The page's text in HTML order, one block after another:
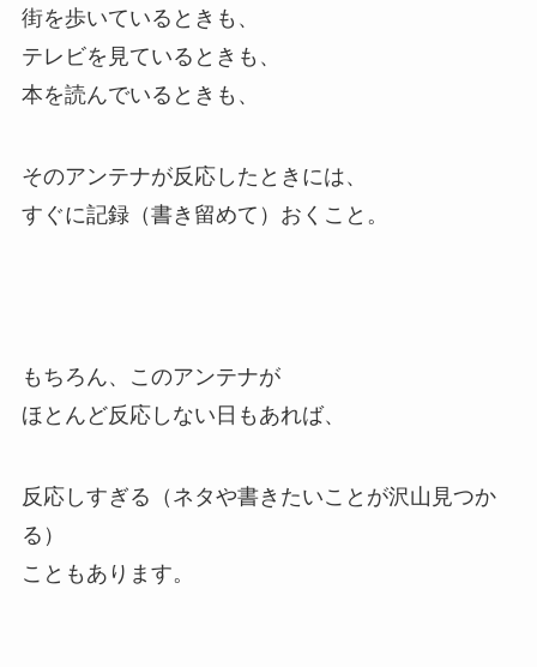
街を歩いているときも、
テレビを見ているときも、
本を読んでいるときも、
そのアンテナが反応したときには、
すぐに記録（書き留めて）おくこと。
もちろん、このアンテナが
ほとんど反応しない日もあれば、
反応しすぎる（ネタや書きたいことが沢山見つか
る）
こともあります。